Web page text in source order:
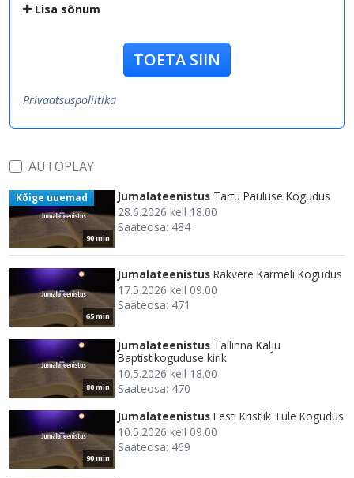
Lisa sõnum
TOETA SIIN
Privaatsuspoliitika
AUTOPLAY
90 min
Kõige uuemad Jumalateenistus Tartu Pauluse Kogudus
28.6.2026 kell 18.00
Saateosa: 484
65 min
Jumalateenistus Rakvere Karmeli Kogudus
17.5.2026 kell 09.00
Saateosa: 471
80 min
Jumalateenistus Tallinna Kalju
Baptistikoguduse kirik
10.5.2026 kell 18.00
Saateosa: 470
90 min
Jumalateenistus Eesti Kristlik Tule Kogudus
10.5.2026 kell 09.00
Saateosa: 469